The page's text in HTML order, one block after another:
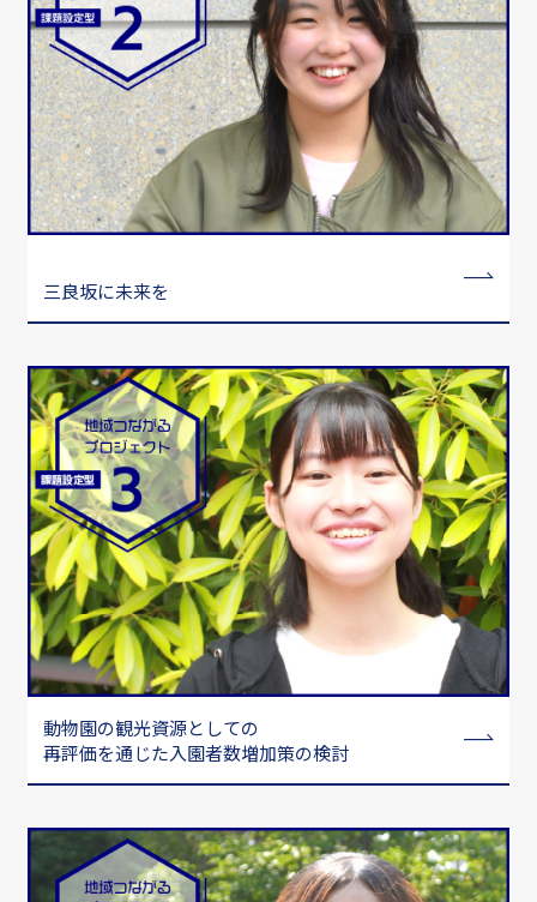
三良坂に未来を
動物園の観光資源としての
再評価を通じた入園者数増加策の検討